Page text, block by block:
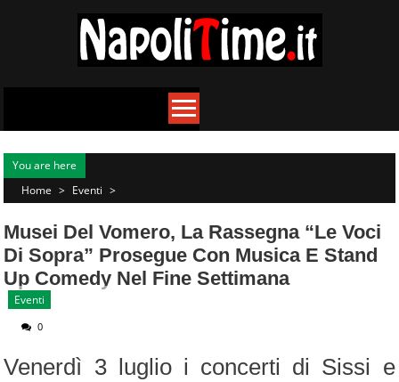
You are here
Home > Eventi >
Musei Del Vomero, La Rassegna “Le Voci
Di Sopra” Prosegue Con Musica E Stand
Up Comedy Nel Fine Settimana
Eventi
0
Venerdì 3 luglio i concerti di Sissi e